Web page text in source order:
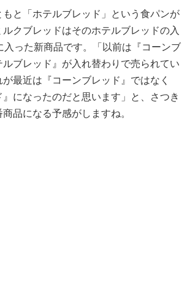
もと「ホテルブレッド」という食パンが
クブレッドはそのホテルブレッドの入
入った新商品です。「以前は『コーンブ
ルブレッド』が入れ替わりで売られてい
最近は『コーンブレッド』ではなく
』になったのだと思います」と、さつき
品になる予感がしますね。